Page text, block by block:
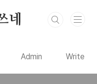
네
Admin Write